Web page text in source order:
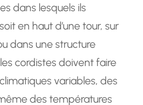
dans lesquels ils
en haut d’une tour, sur
dans une structure
cordistes doivent faire
variables, des
des températures